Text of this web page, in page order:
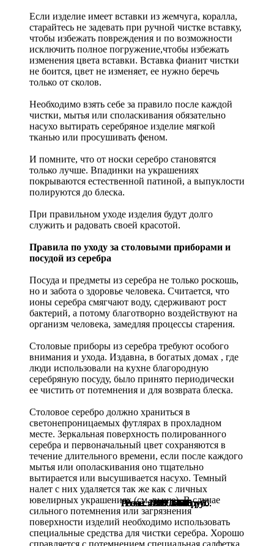
Розн.:2200 1 650руб.
Розн.:2280 1 710руб.
Розн.:2260 1 695руб.
Розн.:1000 750руб.
Розн.:1000 750руб.
Розн.:1000 750руб.
Розн.:1150 863руб.
Розн.:1150 863руб.
Розн.:1150 863руб.
Если изделие имеет вставки из жемчуга, коралла,
старайтесь не задевать при ручной чистке вставку,
чтобы избежать повреждения и по возможности
исключить полное погружение,чтобы избежать
изменения цвета вставки. Вставка фианит чистки
не боится, цвет не изменяет, ее нужно беречь
только от сколов.
Необходимо взять себе за правило после каждой
чистки, мытья или споласкивания обязательно
насухо вытирать серебряное изделие мягкой
тканью или просушивать феном.
И помните, что от носки серебро становятся
только лучше. Впадинки на украшениях
покрываются естественной патиной, а выпуклости
полируются до блеска.
При правильном уходе изделия будут долго
служить и радовать своей красотой.
Правила по уходу за столовыми приборами и
посудой из серебра
Посуда и предметы из серебра не только роскошь,
но и забота о здоровье человека. Считается, что
ионы серебра смягчают воду, сдерживают рост
бактерий, а потому благотворно воздействуют на
организм человека, замедляя процессы старения.
Столовые приборы из серебра требуют особого
внимания и ухода. Издавна, в богатых домах , где
люди использовали на кухне благородную
серебряную посуду, было принято периодически
ее чистить от потемнения и для возврата блеска.
Столовое серебро должно храниться в
светонепроницаемых футлярах в прохладном
месте. Зеркальная поверхность полированного
серебра и первоначальный цвет сохраняются в
течение длительного времени, если после каждого
мытья или ополаскивания оно тщательно
вытирается или высушивается насухо. Темный
налет с них удаляется так же как с личных
ювелирных украшениях (см. выше). В случае
сильного потемнения или загрязнения
поверхности изделий необходимо использовать
специальные средства для чистки серебра. Хорошо
справляется с потемнением специальная салфетка.
Розн.:4890 3 668руб.
Розн.:4800 3 600руб.
Розн.:3170 2 378руб.
Розн.:1730 865руб.
Розн.:1880 1 410руб.